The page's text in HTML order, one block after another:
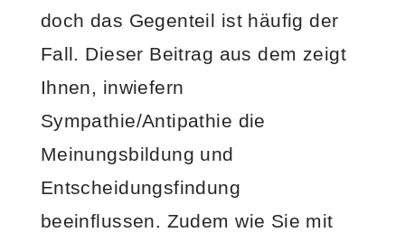
doch das Gegenteil ist häufig der
Fall. Dieser Beitrag aus dem zeigt
Ihnen, inwiefern
Sympathie/Antipathie die
Meinungsbildung und
Entscheidungsfindung
beeinflussen. Zudem wie Sie mit